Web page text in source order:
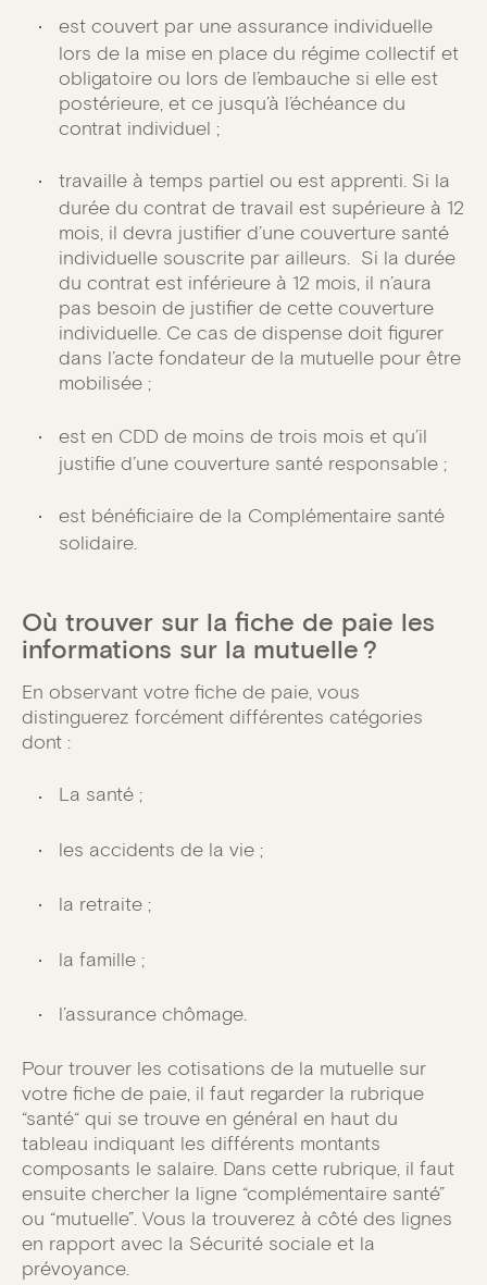
est couvert par une assurance individuelle
lors de la mise en place du régime collectif et
obligatoire ou lors de l’embauche si elle est
postérieure, et ce jusqu’à l’échéance du
contrat individuel ;
travaille à temps partiel ou est apprenti. Si la
durée du contrat de travail est supérieure à 12
mois, il devra justifier d’une couverture santé
individuelle souscrite par ailleurs. Si la durée
du contrat est inférieure à 12 mois, il n’aura
pas besoin de justifier de cette couverture
individuelle. Ce cas de dispense doit figurer
dans l’acte fondateur de la mutuelle pour être
mobilisée ;
est en CDD de moins de trois mois et qu’il
justifie d’une couverture santé responsable ;
est bénéficiaire de la Complémentaire santé
solidaire.
Où trouver sur la fiche de paie les
informations sur la mutuelle ?
En observant votre fiche de paie, vous
distinguerez forcément différentes catégories
dont :
La santé ;
les accidents de la vie ;
la retraite ;
la famille ;
l’assurance chômage.
Pour trouver les cotisations de la mutuelle sur
votre fiche de paie, il faut regarder la rubrique
“santé“ qui se trouve en général en haut du
tableau indiquant les différents montants
composants le salaire. Dans cette rubrique, il faut
ensuite chercher la ligne “complémentaire santé”
ou “mutuelle”. Vous la trouverez à côté des lignes
en rapport avec la Sécurité sociale et la
prévoyance.